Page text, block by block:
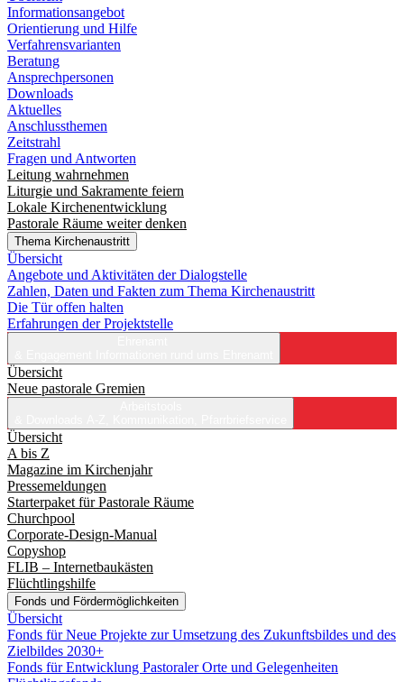
Informationsangebot
Orientierung und Hilfe
Verfahrensvarianten
Beratung
Ansprechpersonen
Downloads
Aktuelles
Anschlussthemen
Zeitstrahl
Fragen und Antworten
Leitung wahrnehmen
Liturgie und Sakramente feiern
Lokale Kirchenentwicklung
Pastorale Räume weiter denken
Thema Kirchenaustritt
Übersicht
Angebote und Aktivitäten der Dialogstelle
Zahlen, Daten und Fakten zum Thema Kirchenaustritt
Die Tür offen halten
Erfahrungen der Projektstelle
Übersicht
Neue pastorale Gremien
Übersicht
A bis Z
Magazine im Kirchenjahr
Pressemeldungen
Starterpaket für Pastorale Räume
Churchpool
Corporate-Design-Manual
Copyshop
FLIB – Internetbaukästen
Flüchtlingshilfe
Fonds und Fördermöglichkeiten
Übersicht
Fonds für Neue Projekte zur Umsetzung des Zukunftsbildes und des
Zielbildes 2030+
Fonds für Entwicklung Pastoraler Orte und Gelegenheiten